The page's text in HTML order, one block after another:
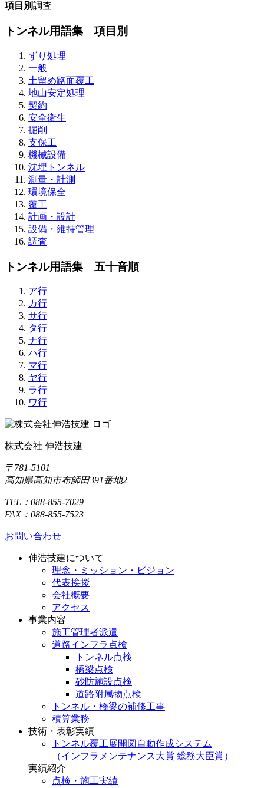
項目別調査
トンネル用語集 項目別
ずり処理
一般
土留め路面覆工
地山安定処理
契約
安全衛生
掘削
支保工
機械設備
沈埋トンネル
測量・計測
環境保全
覆工
計画・設計
設備・維持管理
調査
トンネル用語集 五十音順
ア行
カ行
サ行
タ行
ナ行
ハ行
マ行
ヤ行
ラ行
ワ行
株式会社 伸浩技建
〒781-5101
高知県高知市布師田391番地2
TEL：088-855-7029
FAX：088-855-7523
お問い合わせ
伸浩技建について
理念・ミッション・ビジョン
代表挨拶
会社概要
アクセス
事業内容
施工管理者派遣
道路インフラ点検
トンネル点検
橋梁点検
砂防施設点検
道路附属物点検
トンネル・橋梁の補修工事
積算業務
技術・表彰実績
トンネル覆工展開図自動作成システム
（インフラメンテナンス大賞 総務大臣賞）
実績紹介
点検・施工実績